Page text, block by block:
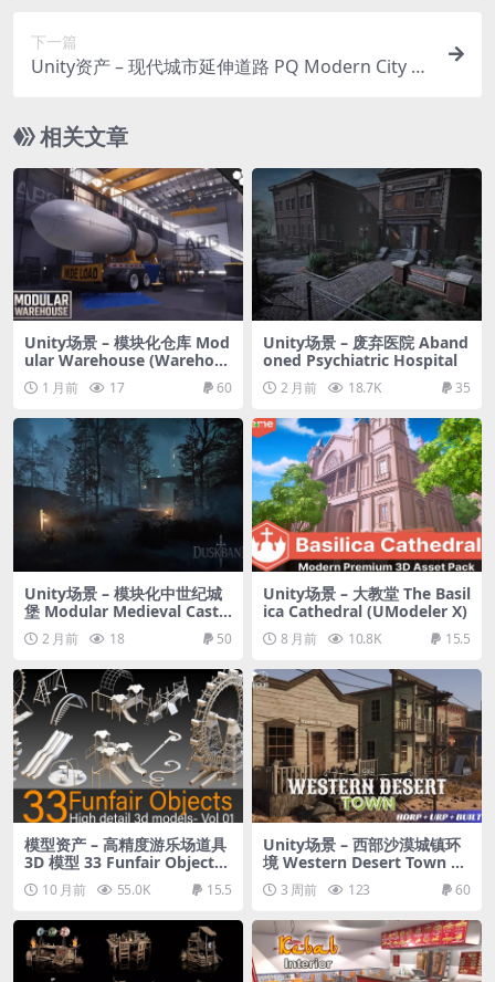
下一篇
Unity资产 – 现代城市延伸道路 PQ Modern City –
相关文章
Unity场景 – 模块化仓库 Mod
ular Warehouse (Warehous
e, Industrial Warehouse, H
angar, Factory, Warehous
e)
1 月前 17 60
Unity场景 – 废弃医院 Aband
oned Psychiatric Hospital
2 月前 18.7K 35
Unity场景 – 模块化中世纪城
堡 Modular Medieval Castle
(Gothic Cathedral, Medieva
l Castle, Gothic Castle, Tow
n)
2 月前 18 50
Unity场景 – 大教堂 The Basil
ica Cathedral (UModeler X)
8 月前 10.8K 15.5
模型资产 – 高精度游乐场道具
3D 模型 33 Funfair Objects-
Vol 01- High detail 3d mod
els 10 月前 55.0K 15.5
Unity场景 – 西部沙漠城镇环
境 Western Desert Town En
vironment
3 周前 123 60